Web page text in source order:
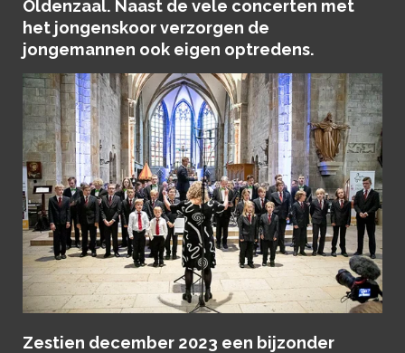
Oldenzaal. Naast de vele concerten met
het jongenskoor verzorgen de
jongemannen ook eigen optredens.
Zestien december 2023 een bijzonder